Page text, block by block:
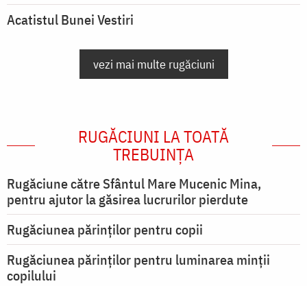
Acatistul Bunei Vestiri
vezi mai multe rugăciuni
RUGĂCIUNI LA TOATĂ
TREBUINȚA
Rugăciune către Sfântul Mare Mucenic Mina,
pentru ajutor la găsirea lucrurilor pierdute
Rugăciunea părinților pentru copii
Rugăciunea părinților pentru luminarea minţii
copilului